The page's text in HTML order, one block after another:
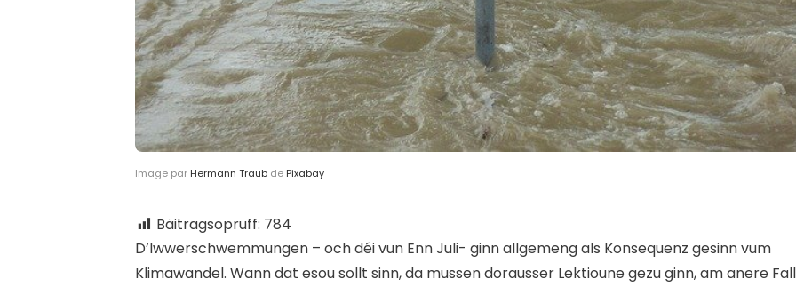
Image par Hermann Traub de Pixabay
Bäitragsopruff: 784
D’Iwwerschwemmungen – och déi vun Enn Juli- ginn allgemeng als Konsequenz gesinn vum
Klimawandel. Wann dat esou sollt sinn, da mussen dorausser Lektioune gezu ginn, am anere Fall